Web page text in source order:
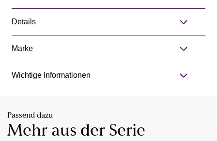
Details
Marke
Wichtige Informationen
Passend dazu
Mehr aus der Serie